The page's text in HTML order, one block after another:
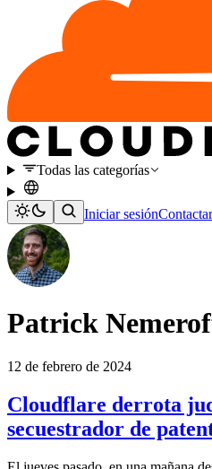
Todas las categorías
Iniciar sesión
Patrick
12 de febrero de 2024
Cloudflare derrota
secuestrador de